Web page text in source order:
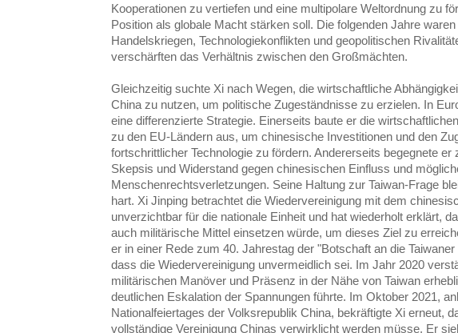
Kooperationen zu vertiefen und eine multipolare Weltordnung zu
Position als globale Macht stärken soll. Die folgenden Jahre
Handelskriegen, Technologiekonflikten und geopolitischen
verschärften das Verhältnis zwischen den Großmächten.
Gleichzeitig suchte Xi nach Wegen, die wirtschaftliche
China zu nutzen, um politische Zugeständnisse zu erzielen. In
eine differenzierte Strategie. Einerseits baute er die
zu den EU-Ländern aus, um chinesische Investitionen und den
fortschrittlicher Technologie zu fördern. Andererseits begegnete er
Skepsis und Widerstand gegen chinesischen Einfluss und
Menschenrechtsverletzungen. Seine Haltung zur Taiwan-Frage
hart. Xi Jinping betrachtet die Wiedervereinigung mit dem
unverzichtbar für die nationale Einheit und hat wiederholt erklärt,
auch militärische Mittel einsetzen würde, um dieses Ziel zu
er in einer Rede zum 40. Jahrestag der "Botschaft an die Taiwaner
dass die Wiedervereinigung unvermeidlich sei. Im Jahr 2020
militärischen Manöver und Präsenz in der Nähe von Taiwan
deutlichen Eskalation der Spannungen führte. Im Oktober 2021,
Nationalfeiertages der Volksrepublik China, bekräftigte Xi erneut,
vollständige Vereinigung Chinas verwirklicht werden müsse. Er